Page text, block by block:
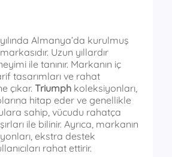
Almanya’da kurulmuş
Uzun yıllardır
ile tanınır. Markanın iç
tasarımları ve rahat
çıkar. Triumph koleksiyonları,
hitap eder ve genellikle
sahip, vücudu rahatça
ile bilinir. Ayrıca, markanın
ekstra destek
rahat ettirir.